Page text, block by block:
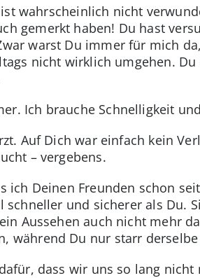
wahrscheinlich nicht
gemerkt haben! Du hast
warst Du immer für mich
nicht wirklich umgehen.
Ich brauche Schnelligkeit
Auf Dich war einfach kein
– vergebens.
ich Deinen Freunden schon
schneller und sicherer als Du.
Aussehen auch nicht mehr
während Du nur starr
dass wir uns so lang nicht